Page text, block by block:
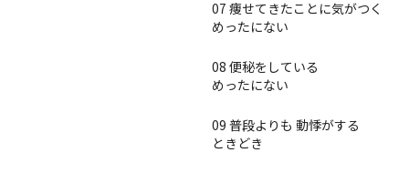
07 痩せてきたことに気がつく
めったにない
08 便秘をしている
めったにない
09 普段よりも 動悸がする
ときどき